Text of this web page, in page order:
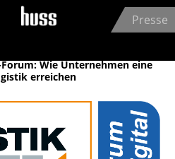
navigation
Presse
Forum: Wie Unternehmen eine
erreichen